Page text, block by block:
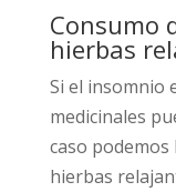
Consumo
hierbas
Si el insomnio
medicinales
caso
hierbas